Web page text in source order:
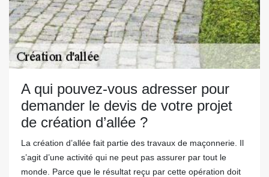
A qui pouvez-vous adresser pour
demander le devis de votre projet
de création d’allée ?
La création d’allée fait partie des travaux de maçonnerie. Il
s’agit d’une activité qui ne peut pas assurer par tout le
monde. Parce que le résultat reçu par cette opération doit